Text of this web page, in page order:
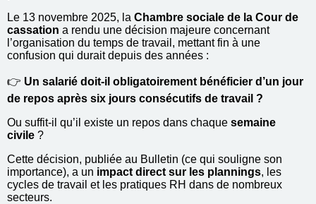
Le 13 novembre 2025, la Chambre sociale de la Cour de
cassation a rendu une décision majeure concernant
l’organisation du temps de travail, mettant fin à une
confusion qui durait depuis des années :
👉 Un salarié doit-il obligatoirement bénéficier d’un jour
de repos après six jours consécutifs de travail ?
Ou suffit-il qu’il existe un repos dans chaque semaine
civile ?
Cette décision, publiée au Bulletin (ce qui souligne son
importance), a un impact direct sur les plannings, les
cycles de travail et les pratiques RH dans de nombreux
secteurs.